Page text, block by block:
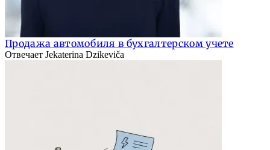
Продажа автомобиля в бухгалтерском учете
Отвечает Jekaterina Dzikeviča